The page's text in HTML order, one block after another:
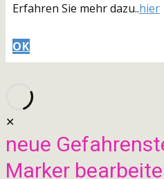
Erfahren Sie mehr dazu..hier
OK
✕
neue
Marker